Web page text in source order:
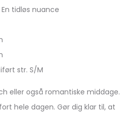
tidløs nuance
str. S/M
eller også romantiske middage.
hele dagen. Gør dig klar til, at